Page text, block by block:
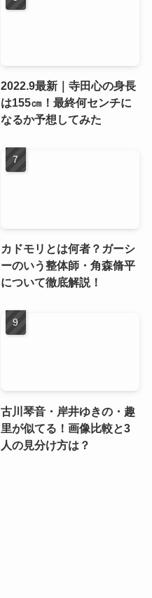
2022.9最新｜寺田心の身長
は155㎝！最終何センチに
なるか予想してみた
カドモリとは何者？ガーシ
ーのいう整体師・角森脩平
について徹底解説！
古川琴音・岸井ゆきの・趣
里が似てる！画像比較と3
人の見分け方は？